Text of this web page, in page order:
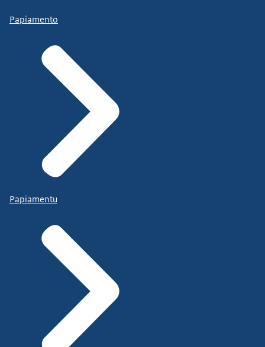
Papiamento
Papiamentu